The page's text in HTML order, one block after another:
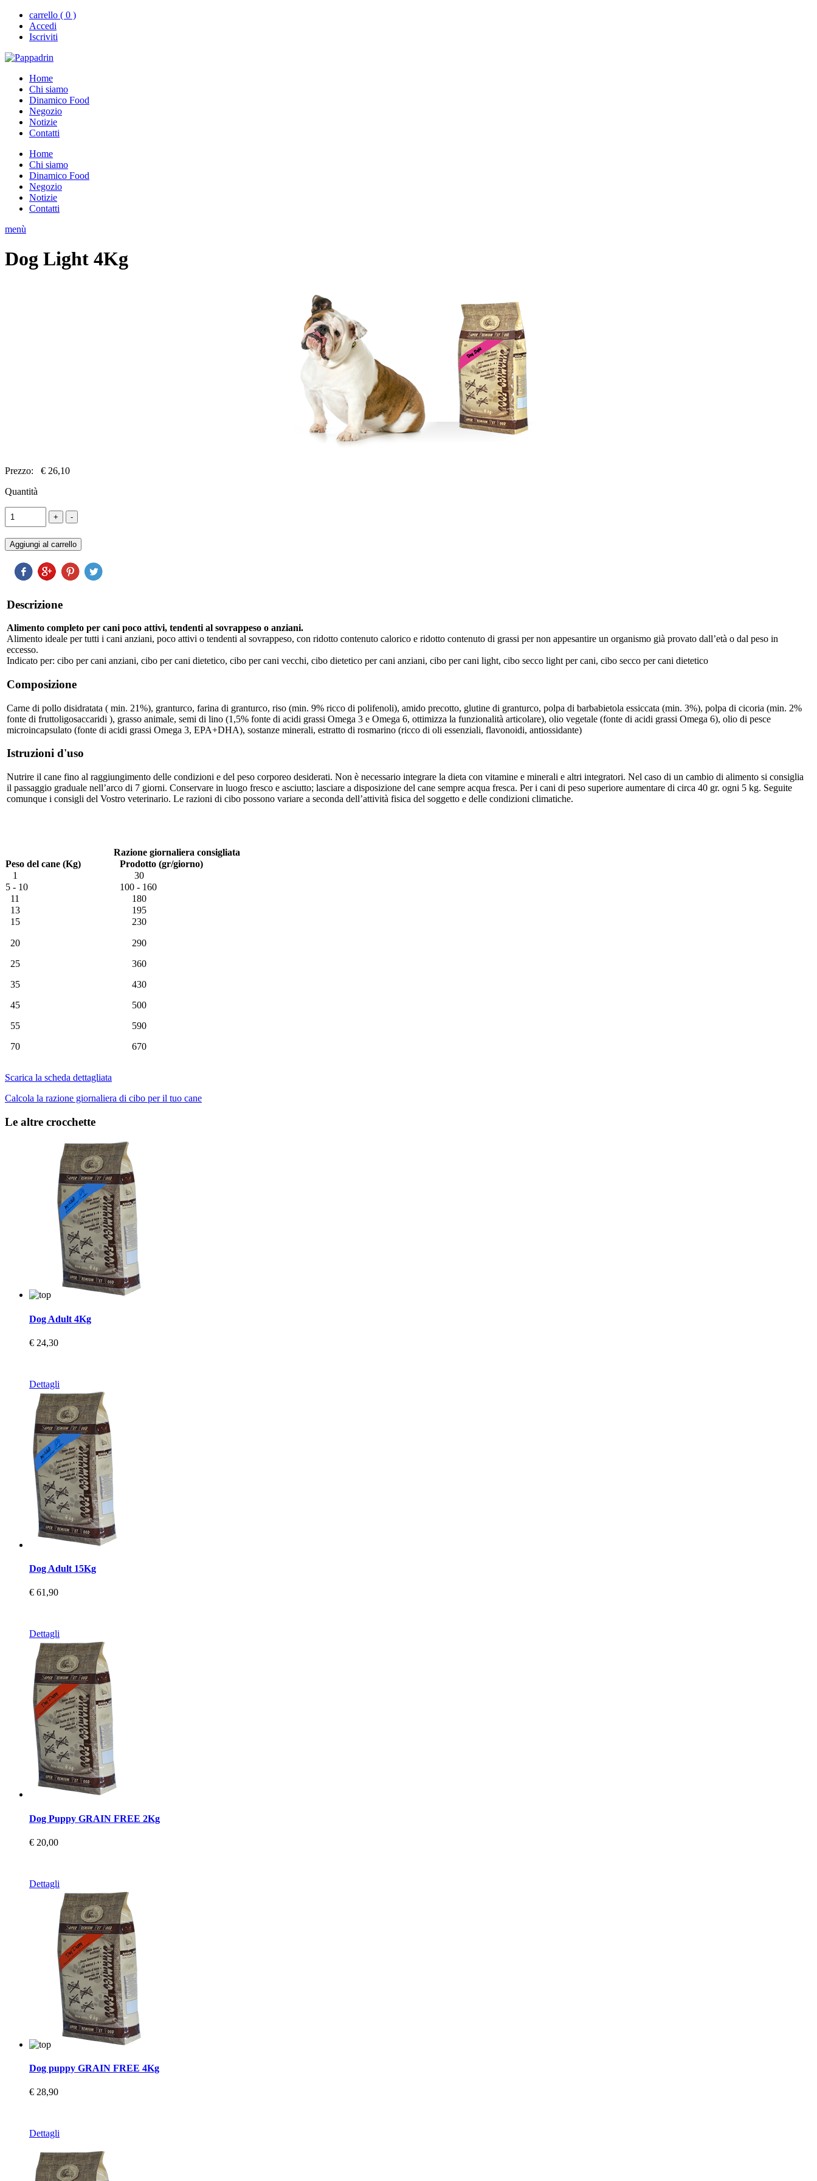
carrello ( 0 )
Accedi
Iscriviti
Home
Chi siamo
Dinamico Food
Negozio
Notizie
Contatti
Home
Chi siamo
Dinamico Food
Negozio
Notizie
Contatti
menù
Dog Light 4Kg
Prezzo:
€ 26,10
Quantità
Descrizione
Alimento completo per cani poco attivi, tendenti al sovrappeso o anziani.
Alimento ideale per tutti i cani anziani, poco attivi o tendenti al sovrappeso, con ridotto contenuto calorico e ridotto contenuto di grassi per non appesantire un organismo già provato dall’età o dal peso in
eccesso.
Indicato per: cibo per cani anziani, cibo per cani dietetico, cibo per cani vecchi, cibo dietetico per cani anziani, cibo per cani light, cibo secco light per cani, cibo secco per cani dietetico
Composizione
Carne di pollo disidratata ( min. 21%), granturco, farina di granturco, riso (min. 9% ricco di polifenoli), amido precotto, glutine di granturco, polpa di barbabietola essiccata (min. 3%), polpa di cicoria (min. 2%
fonte di fruttoligosaccaridi ), grasso animale, semi di lino (1,5% fonte di acidi grassi Omega 3 e Omega 6, ottimizza la funzionalità articolare), olio vegetale (fonte di acidi grassi Omega 6), olio di pesce
microincapsulato (fonte di acidi grassi Omega 3, EPA+DHA), sostanze minerali, estratto di rosmarino (ricco di oli essenziali, flavonoidi, antiossidante)
Istruzioni d'uso
Nutrire il cane fino al raggiungimento delle condizioni e del peso corporeo desiderati. Non è necessario integrare la dieta con vitamine e minerali e altri integratori. Nel caso di un cambio di alimento si consiglia
il passaggio graduale nell’arco di 7 giorni. Conservare in luogo fresco e asciutto; lasciare a disposizione del cane sempre acqua fresca. Per i cani di peso superiore aumentare di circa 40 gr. ogni 5 kg. Seguite
comunque i consigli del Vostro veterinario. Le razioni di cibo possono variare a seconda dell’attività fisica del soggetto e delle condizioni climatiche.
Razione giornaliera consigliata
Peso del cane (Kg)
Prodotto (gr/giorno)
1
30
5 - 10
100 - 160
11
180
13
195
15
230
20
25
35
45
55
70
290
360
430
500
590
670
Scarica la scheda dettagliata
Calcola la razione giornaliera di cibo per il tuo cane
Le altre crocchette
Dog Adult 4Kg
€ 24,30
Dettagli
Dog Adult 15Kg
€ 61,90
Dettagli
Dog Puppy GRAIN FREE 2Kg
€ 20,00
Dettagli
Dog puppy GRAIN FREE 4Kg
€ 28,90
Dettagli